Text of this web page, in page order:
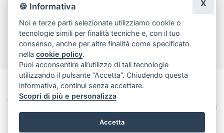
Festa Della Mamma
Natale
Funebre
Made with byInfoser.it- Realizzazione Siti ecommerce per Fioristi
2026
Termini e Condizioni
🍪 Informativa
Noi e terze parti selezionate utilizziamo cookie o
tecnologie simili per finalità tecniche e, con il tuo
consenso, anche per altre finalità come specificato
nellacookie policy.
Puoi acconsentire all’utilizzo di tali tecnologie
utilizzando il pulsante “Accetta”. Chiudendo questa
informativa, continui senza accettare.
Scopri di più e personalizza
Accetta
X